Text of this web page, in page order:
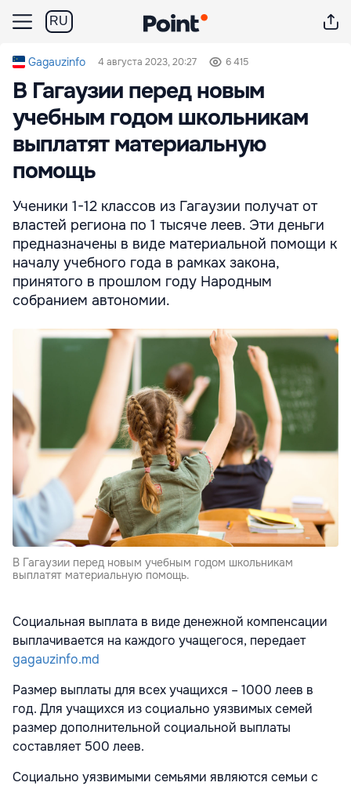
RU
Gagauzinfo 4 августа 2023, 20:27 6 415
В Гагаузии перед новым
учебным годом школьникам
выплатят материальную
помощь
Ученики 1-12 классов из Гагаузии получат от
властей региона по 1 тысяче леев. Эти деньги
предназначены в виде материальной помощи к
началу учебного года в рамках закона,
принятого в прошлом году Народным
собранием автономии.
В Гагаузии перед новым учебным годом школьникам
выплатят материальную помощь.
Социальная выплата в виде денежной компенсации
выплачивается на каждого учащегося, передает
gagauzinfo.md
Размер выплаты для всех учащихся – 1000 леев в
год. Для учащихся из социально уязвимых семей
размер дополнительной социальной выплаты
составляет 500 леев.
Социально уязвимыми семьями являются семьи с